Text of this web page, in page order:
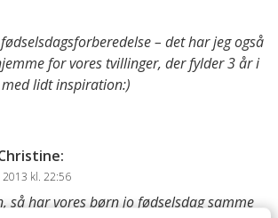
– det har jeg også
for vores tvillinger, der fylder 3 år i
lidt inspiration:)
:
kl. 22:56
så har vores børn jo fødselsdag samme